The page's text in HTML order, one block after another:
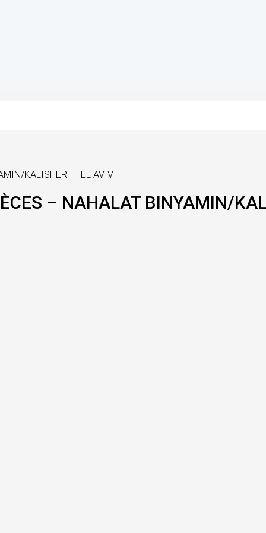
KALISHER– TEL AVIV
– NAHALAT BINYAMIN/